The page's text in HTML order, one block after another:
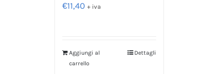
€11,40 + iva
Aggiungi al
carrello
Dettagli